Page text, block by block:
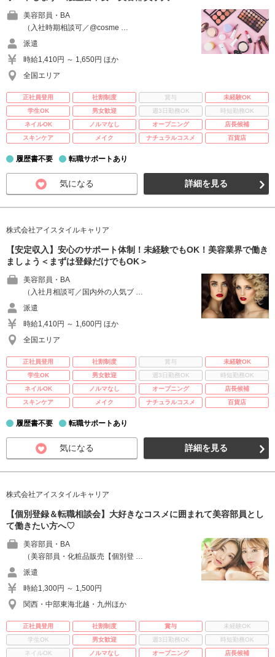
美容部員・BA
（入社時期相談可／@cosme …
派遣
時給1,410円 ～ 1,650円 ほか
全国エリア
正社員登用 社割制度 賞与
未経験OK
学生OK
男女歓迎 週3日勤務OK
時短勤務OK
ネイルOK
ノルマなし オープニング
店長候補
スキンケア
メイク ナチュラルコスメ 百貨店
履歴書不要 転職サポートあり
気になる 詳細を見る
株式会社アイスタイルキャリア
【安定収入】安心のサポート体制！未経験でもOK！美容業界で働き
ましょう＜まずは登録だけでもOK＞
美容部員・BA
（入社月相談可／国内外の人気ブ …
派遣
時給1,410円 ～ 1,600円 ほか
全国エリア
正社員登用 社割制度 賞与
未経験OK
学生OK
男女歓迎 週3日勤務OK
時短勤務OK
ネイルOK
ノルマなし オープニング
店長候補
スキンケア
メイク ナチュラルコスメ 百貨店
履歴書不要 転職サポートあり
気になる 詳細を見る
株式会社アイスタイルキャリア
【個別登録＆転職相談会】大好きなコスメに囲まれて美容部員とし
て働きたい方へ♡
美容部員・BA
（美容部員・化粧品販売【個別登 …
派遣
時給1,300円 ～ 1,500円
関西・中部東海北越・九州ほか
正社員登用 社割制度 賞与
未経験OK
学生OK
男女歓迎 週3日勤務OK
時短勤務OK
ネイルOK
ノルマなし オープニング
店長候補